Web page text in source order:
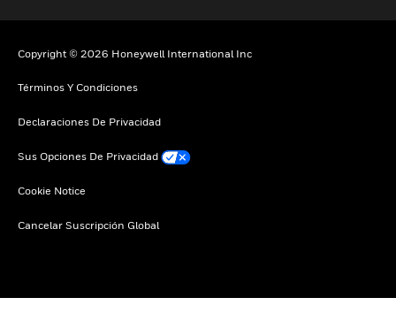
Copyright © 2026 Honeywell International Inc
Términos Y Condiciones
Declaraciones De Privacidad
Sus Opciones De Privacidad
Cookie Notice
Cancelar Suscripción Global